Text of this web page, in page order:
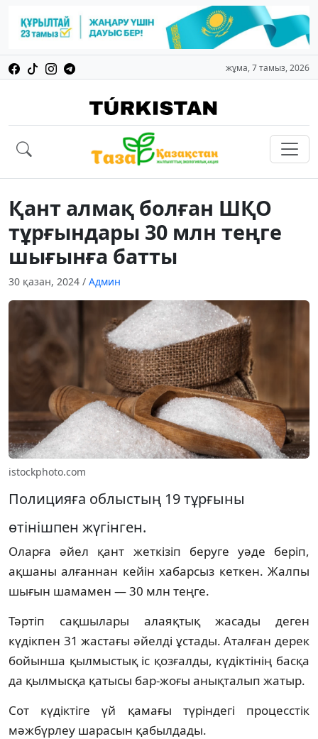
жұма, 7 тамыз, 2026
Қант алмақ болған ШҚО
тұрғындары 30 млн теңге
шығынға батты
30 қазан, 2024 / Админ
istockphoto.com
Полицияға облыстың 19 тұрғыны
өтінішпен жүгінген.
Оларға әйел қант жеткізіп беруге уәде беріп,
ақшаны алғаннан кейін хабарсыз кеткен. Жалпы
шығын шамамен — 30 млн теңге.
Тәртіп сақшылары алаяқтық жасады деген
күдікпен 31 жастағы әйелді ұстады. Аталған дерек
бойынша қылмыстық іс қозғалды, күдіктінің басқа
да қылмысқа қатысы бар-жоғы анықталып жатыр.
Сот күдіктіге үй қамағы түріндегі процесстік
мәжбүрлеу шарасын қабылдады.